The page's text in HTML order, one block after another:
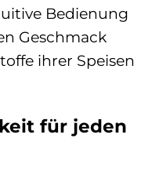
Bedienung
Geschmack
ihrer Speisen
für jeden